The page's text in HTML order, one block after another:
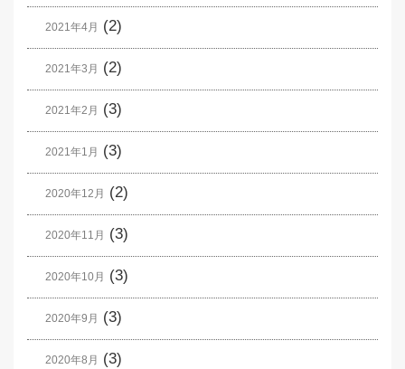
2021年4月 (2)
2021年3月 (2)
2021年2月 (3)
2021年1月 (3)
2020年12月 (2)
2020年11月 (3)
2020年10月 (3)
2020年9月 (3)
2020年8月 (3)